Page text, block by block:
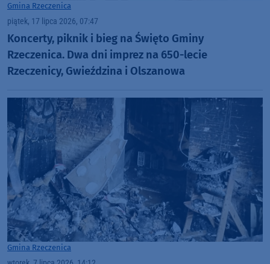
Gmina Rzeczenica
piątek, 17 lipca 2026, 07:47
Koncerty, piknik i bieg na Święto Gminy
Rzeczenica. Dwa dni imprez na 650-lecie
Rzeczenicy, Gwieździna i Olszanowa
Gmina Rzeczenica